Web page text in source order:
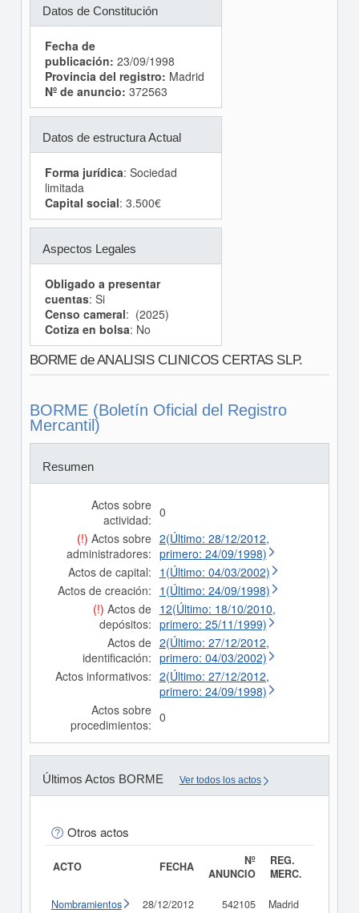
Datos de Constitución
Fecha de
publicación: 23/09/1998
Provincia del registro: Madrid
Nº de anuncio: 372563
Datos de estructura Actual
Forma jurídica: Sociedad
limitada
Capital social: 3.500€
Aspectos Legales
Obligado a presentar
cuentas: Si
Censo cameral: (2025)
Cotiza en bolsa: No
BORME de ANALISIS CLINICOS CERTAS SLP.
BORME (Boletín Oficial del Registro
Mercantil)
Resumen
Actos sobre
actividad: 0
(!) Actos sobre
administradores:
2(Último: 28/12/2012,
primero: 24/09/1998)
Actos de capital: 1(Último: 04/03/2002)
Actos de creación: 1(Último: 24/09/1998)
(!) Actos de
depósitos:
12(Último: 18/10/2010,
primero: 25/11/1999)
Actos de
identificación:
2(Último: 27/12/2012,
primero: 04/03/2002)
Actos informativos: 2(Último: 27/12/2012,
primero: 24/09/1998)
Actos sobre
procedimientos: 0
Últimos Actos BORME Ver todos los actos
Otros actos
ACTO FECHA
Nº
ANUNCIO
REG.
MERC.
Nombramientos 28/12/2012 542105 Madrid